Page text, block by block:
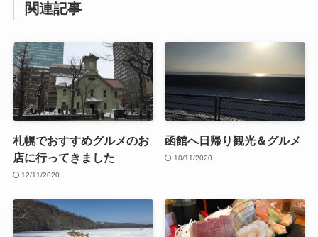
関連記事
札幌でおすすめグルメのお
店に行ってきました
12/11/2020
函館へ日帰り観光＆グルメ
10/11/2020